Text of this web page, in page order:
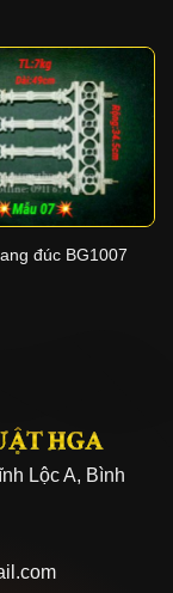
đúc BG1007
HGA
Lộc A, Bình